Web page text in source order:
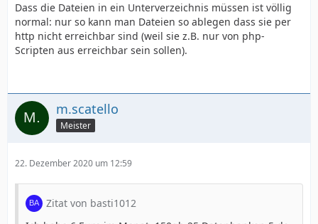
Dass die Dateien in ein Unterverzeichnis müssen ist völlig
normal: nur so kann man Dateien so ablegen dass sie per
http nicht erreichbar sind (weil sie z.B. nur von php-
Scripten aus erreichbar sein sollen).
m.scatello
Meister
22. Dezember 2020 um 12:59
Zitat von basti1012